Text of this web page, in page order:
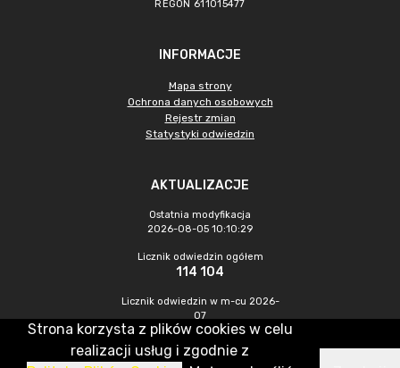
REGON 611015477
INFORMACJE
Mapa strony
Ochrona danych osobowych
Rejestr zmian
Statystyki odwiedzin
AKTUALIZACJE
Ostatnia modyfikacja
2026-08-05 10:10:29
Licznik odwiedzin ogółem
114 104
Licznik odwiedzin w m-cu 2026-
07
623
Strona korzysta z plików cookies w celu
realizacji usług i zgodnie z